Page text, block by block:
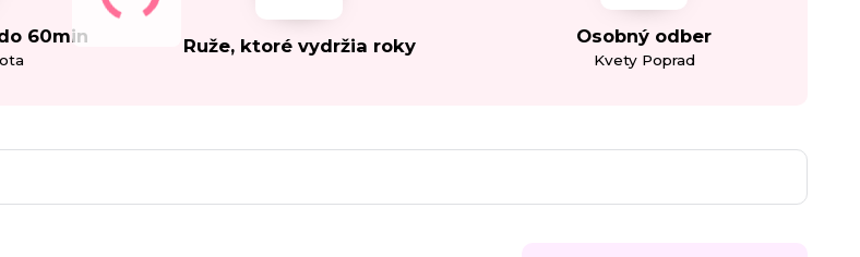
60min Ruže, ktoré vydržia roky Osobný odber
Kvety Poprad